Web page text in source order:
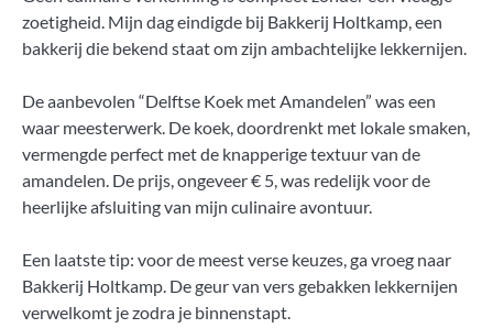
zoetigheid. Mijn dag eindigde bij Bakkerij Holtkamp, een
bakkerij die bekend staat om zijn ambachtelijke lekkernijen.
De aanbevolen “Delftse Koek met Amandelen” was een
waar meesterwerk. De koek, doordrenkt met lokale smaken,
vermengde perfect met de knapperige textuur van de
amandelen. De prijs, ongeveer € 5, was redelijk voor de
heerlijke afsluiting van mijn culinaire avontuur.
Een laatste tip: voor de meest verse keuzes, ga vroeg naar
Bakkerij Holtkamp. De geur van vers gebakken lekkernijen
verwelkomt je zodra je binnenstapt.